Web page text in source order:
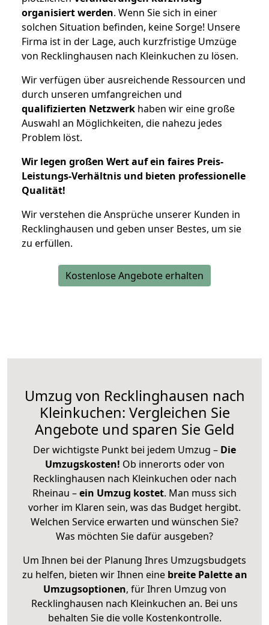
organisiert werden. Wenn Sie sich in einer
solchen Situation befinden, keine Sorge! Unsere
Firma ist in der Lage, auch kurzfristige Umzüge
von Recklinghausen nach Kleinkuchen zu lösen.
Wir verfügen über ausreichende Ressourcen und
durch unseren umfangreichen und
qualifizierten Netzwerk haben wir eine große
Auswahl an Möglichkeiten, die nahezu jedes
Problem löst.
Wir legen großen Wert auf ein faires Preis-
Leistungs-Verhältnis und bieten professionelle
Qualität!
Wir verstehen die Ansprüche unserer Kunden in
Recklinghausen und geben unser Bestes, um sie
zu erfüllen.
Kostenlose Angebote erhalten
Umzug von Recklinghausen nach
Kleinkuchen: Vergleichen Sie
Angebote und sparen Sie Geld
Der wichtigste Punkt bei jedem Umzug – Die
Umzugskosten! Ob innerorts oder von
Recklinghausen nach Kleinkuchen oder nach
Rheinau –ein Umzug kostet. Man muss sich
vorher im Klaren sein, was das Budget hergibt.
Welchen Service erwarten und wünschen Sie?
Was möchten Sie dafür ausgeben?
Um Ihnen bei der Planung Ihres Umzugsbudgets
zu helfen, bieten wir Ihnen eine breite Palette an
Umzugsoptionen, für Ihren Umzug von
Recklinghausen nach Kleinkuchen an. Bei uns
behalten Sie die volle Kostenkontrolle.